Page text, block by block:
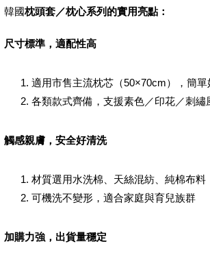
韓國枕頭套／枕心系列的實用亮點：
尺寸標準，適配性高
適用市售主流枕芯（50×70cm），簡單
各類款式齊備，支援素色／印花／刺繡
觸感親膚，安全好清洗
材質選用水洗棉、天絲混紡、純棉布料
可機洗不變形，適合家庭與育兒族群
加購力強，出貨量穩定